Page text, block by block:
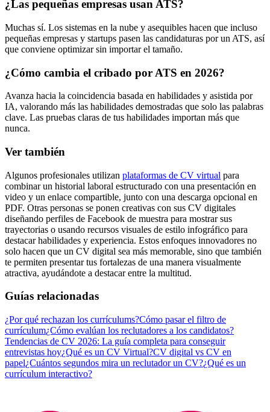
¿Las pequeñas empresas usan ATS?
Muchas sí. Los sistemas en la nube y asequibles hacen que incluso
pequeñas empresas y startups pasen las candidaturas por un ATS, así
que conviene optimizar sin importar el tamaño.
¿Cómo cambia el cribado por ATS en 2026?
Avanza hacia la coincidencia basada en habilidades y asistida por
IA, valorando más las habilidades demostradas que solo las palabras
clave. Las pruebas claras de tus habilidades importan más que
nunca.
Ver también
Algunos profesionales utilizan plataformas de CV virtual para
combinar un historial laboral estructurado con una presentación en
video y un enlace compartible, junto con una descarga opcional en
PDF. Otras personas se ponen creativas con sus CV digitales
diseñando perfiles de Facebook de muestra para mostrar sus
trayectorias o usando recursos visuales de estilo infográfico para
destacar habilidades y experiencia. Estos enfoques innovadores no
solo hacen que un CV digital sea más memorable, sino que también
te permiten presentar tus fortalezas de una manera visualmente
atractiva, ayudándote a destacar entre la multitud.
Guías relacionadas
¿Por qué rechazan los currículums?Cómo pasar el filtro de
currículum¿Cómo evalúan los reclutadores a los candidatos?
Tendencias de CV 2026: La guía completa para conseguir
entrevistas hoy¿Qué es un CV Virtual?CV digital vs CV en
papel¿Cuántos segundos mira un reclutador un CV?¿Qué es un
currículum interactivo?